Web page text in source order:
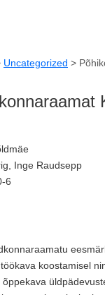
Uncategorized >
Inge Raudsepp
6
koostamisel